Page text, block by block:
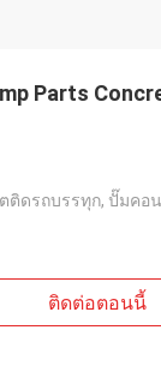
Parts
ดรถบรรทุก, ปั๊มคอ
ติดต่อตอนนี้